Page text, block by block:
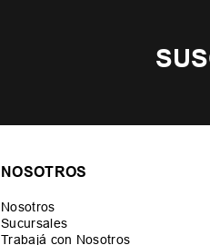
NOSOTROS
Nosotros
Sucursales
Trabajá con Nosotros